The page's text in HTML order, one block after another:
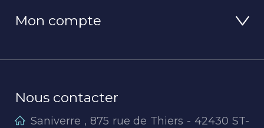
Mon compte
Nous contacter
Saniverre , 875 rue de Thiers - 42430 ST-